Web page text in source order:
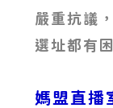
嚴重抗議
選址都有
媽盟直